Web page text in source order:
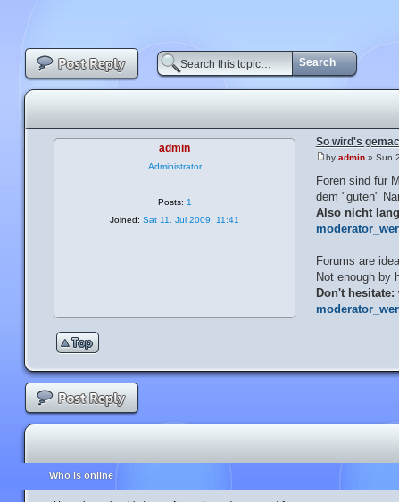
So wird's
by admin» Sun
Foren sind für
dem "guten"
Also nicht
Forums are
Not enough by
Don't
admin
Administrator
Posts: 1
Joined: Sat 11. Jul 2009, 11:41
Who is online